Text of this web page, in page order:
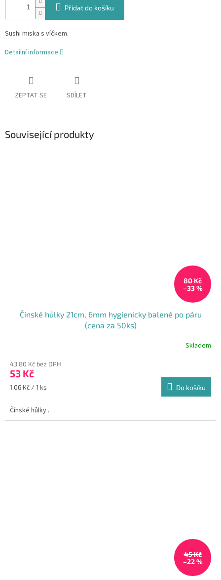
Přidat do košíku
Sushi miska s víčkem.
Detailní informace
ZEPTAT SE SDÍLET
Související produkty
80 Kč
–33 %
Čínské hůlky 21cm, 6mm hygienicky balené po páru
(cena za 50ks)
produktu
je
5,0
hvězdiček.
Skladem
43,80 Kč bez DPH
53 Kč
Měrná
1,06 Kč / 1 ks Do košíku
Čínské hůlky .
45 Kč
–22 %